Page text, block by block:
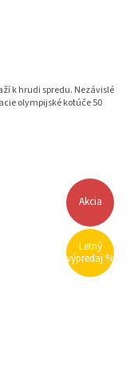
k hrudi spredu. Nezávislé
olympijské kotúče 50
Akcia
Letný
výpredaj %